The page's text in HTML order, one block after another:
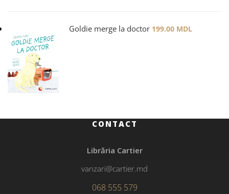
Goldie merge la doctor 199.00 MDL
CONTACT
Librăria Cartier
vanzari@cartier.md
068 555 579